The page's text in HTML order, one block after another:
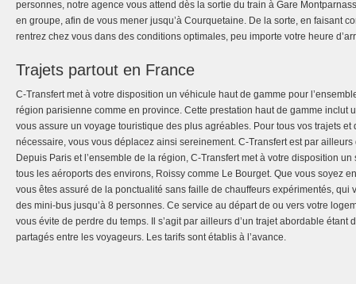
personnes, notre agence vous attend dès la sortie du train à Gare
en groupe, afin de vous mener jusqu’à Courquetaine. De la sorte, en faisant
rentrez chez vous dans des conditions optimales, peu importe votre heure
Trajets partout en France
C-Transfert met à votre disposition un véhicule haut de gamme pour
région parisienne comme en province. Cette prestation haut de gamme inclut
vous assure un voyage touristique des plus agréables. Pour tous vos trajets et
nécessaire, vous vous déplacez ainsi sereinement. C-Transfert est par
Depuis Paris et l’ensemble de la région, C-Transfert met à votre disposition
tous les aéroports des environs, Roissy comme Le Bourget. Que vous soyez
vous êtes assuré de la ponctualité sans faille de chauffeurs expérimentés, qui
des mini-bus jusqu’à 8 personnes. Ce service au départ de ou vers votre
vous évite de perdre du temps. Il s’agit par ailleurs d’un trajet abordable étant
partagés entre les voyageurs. Les tarifs sont établis à l’avance.